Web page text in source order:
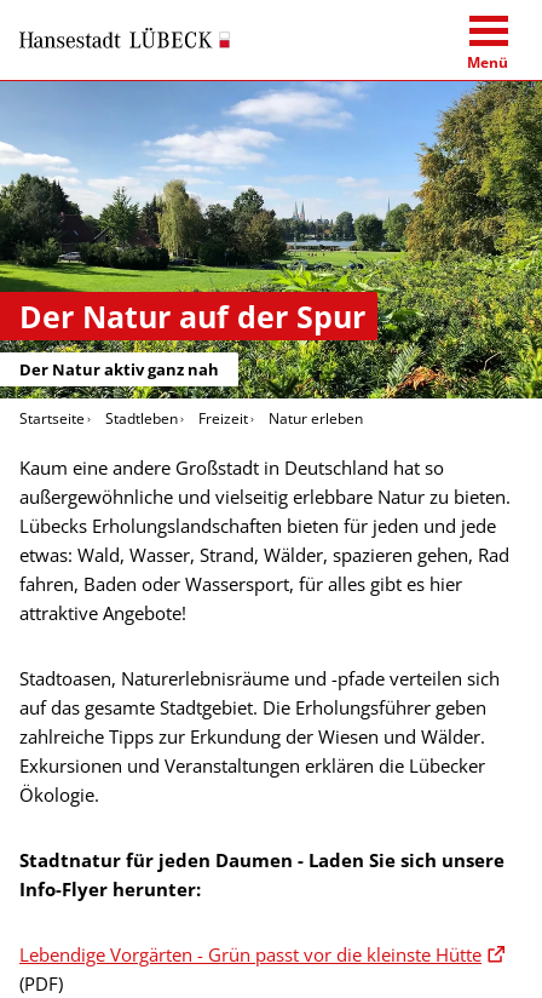
Menü
Der Natur auf der Spur
Der Natur aktiv ganz nah
Startseite Stadtleben Freizeit Natur erleben
Kaum eine andere Großstadt in Deutschland hat so
außergewöhnliche und vielseitig erlebbare Natur zu bieten.
Lübecks Erholungslandschaften bieten für jeden und jede
etwas: Wald, Wasser, Strand, Wälder, spazieren gehen, Rad
fahren, Baden oder Wassersport, für alles gibt es hier
attraktive Angebote!
Stadtoasen, Naturerlebnisräume und -pfade verteilen sich
auf das gesamte Stadtgebiet. Die Erholungsführer geben
zahlreiche Tipps zur Erkundung der Wiesen und Wälder.
Exkursionen und Veranstaltungen erklären die Lübecker
Ökologie.
Stadtnatur für jeden Daumen - Laden Sie sich unsere
Info-Flyer herunter:
Lebendige Vorgärten - Grün passt vor die kleinste Hütte
(PDF)